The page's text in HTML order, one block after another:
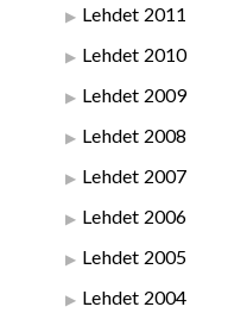
Lehdet 2011
Lehdet 2010
Lehdet 2009
Lehdet 2008
Lehdet 2007
Lehdet 2006
Lehdet 2005
Lehdet 2004